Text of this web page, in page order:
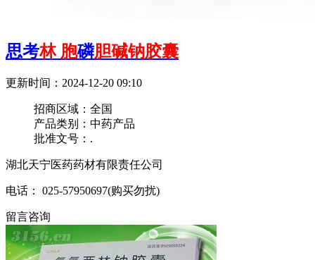
思考林 胞磷胆碱钠胶囊
更新时间：2024-12-20 09:10
招商区域： 全国
产品类别： 中药产品
批准文号： .
湖北天宁医药药材有限责任公司
电话： 025-57950697(购买勿扰)
留言咨询